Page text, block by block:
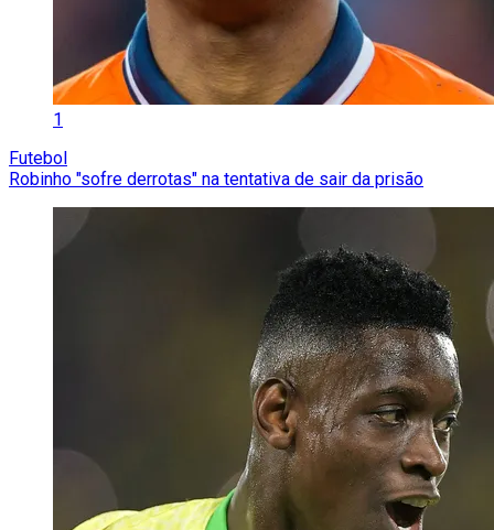
1
Futebol
Robinho "sofre derrotas" na tentativa de sair da prisão